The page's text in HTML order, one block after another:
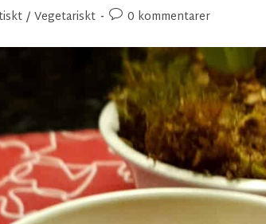
/ Vegetariskt 0 kommentarer